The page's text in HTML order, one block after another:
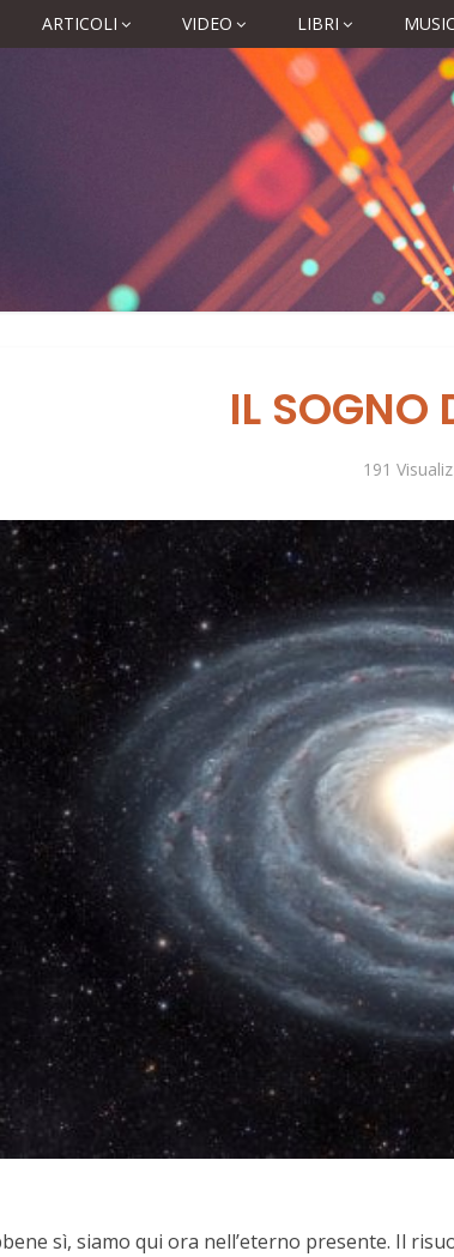
ARTICOLI VIDEO LIBRI
IL SOGNO
191
sì, siamo qui ora nell’eterno presente. Il